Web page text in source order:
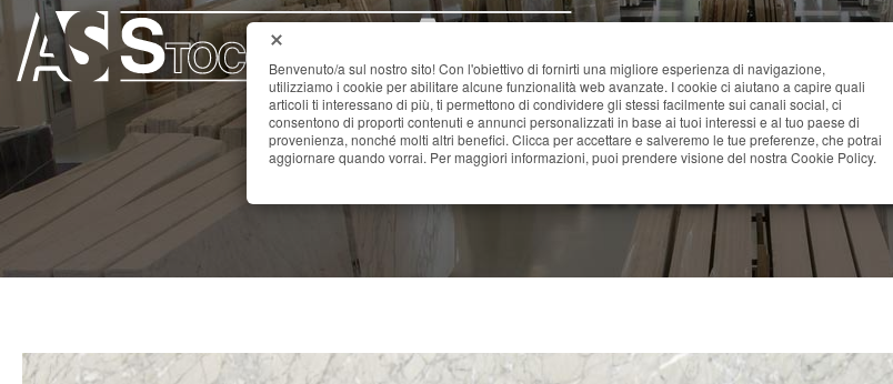
HOME
VERDE ANTIGUA
Benvenuto/a sul nostro sito! Con l'obiettivo di fornirti una migliore esperienza di navigazione,
utilizziamo i cookie per abilitare alcune funzionalità web avanzate. I cookie ci aiutano a capire quali
articoli ti interessano di più, ti permettono di condividere gli stessi facilmente sui canali social, ci
consentono di proporti contenuti e annunci personalizzati in base ai tuoi interessi e al tuo paese di
provenienza, nonché molti altri benefici. Clicca per accettare e salveremo le tue preferenze, che potrai
aggiornare quando vorrai. Per maggiori informazioni, puoi prendere visione del nostra Cookie Policy.